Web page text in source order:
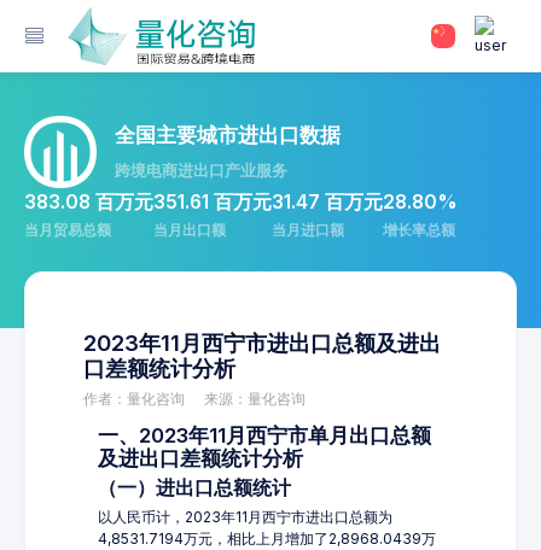
全国主要城市进出口数据
跨境电商进出口产业服务
383.08 百万元
当月贸易总额
351.61 百万元
当月出口额
31.47 百万元
当月进口额
28.80%
增长率总额
2023年11月西宁市进出口总额及进出
口差额统计分析
作者：量化咨询 来源：量化咨询
一、2023年11月西宁市单月出口总额
及进出口差额统计分析
（一）进出口总额统计
以人民币计，2023年11月西宁市进出口总额为
4,8531.7194万元，相比上月增加了2,8968.0439万